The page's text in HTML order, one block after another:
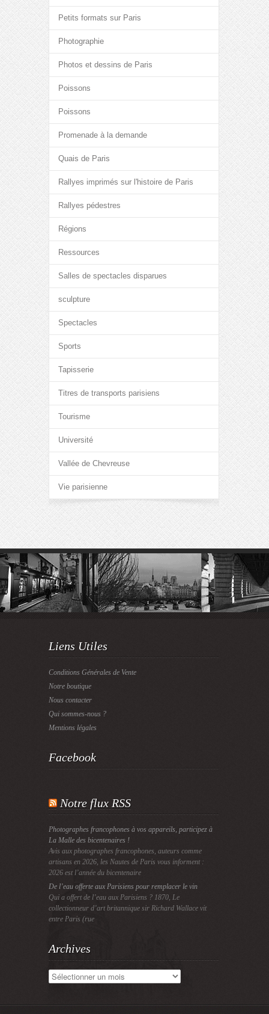
Petits formats sur Paris
Photographie
Photos et dessins de Paris
Poissons
Poissons
Promenade à la demande
Quais de Paris
Rallyes imprimés sur l'histoire de Paris
Rallyes pédestres
Régions
Ressources
Salles de spectacles disparues
sculpture
Spectacles
Sports
Tapisserie
Titres de transports parisiens
Tourisme
Université
Vallée de Chevreuse
Vie parisienne
Liens Utiles
Conditions Générales de Vente
Notre boutique
Nous contacter
Qui sommes-nous ?
Mentions légales
Facebook
Notre flux RSS
Photographes francophones à vos appareils, participez à
La Malle des bicentenaires !
Avis aux photographes francophones, auteurs comme
artisans en 2026, les Nautes de Paris vous informent :
2026 est l’année du bicentenaire
De l’eau offerte aux Parisiens pour remplacer le vin
Qui a offert de l’eau aux Parisiens ? 1870, Le
collectionneur d’art britannique sir Richard Wallace vit
entre Paris (rue
Archives
Archives